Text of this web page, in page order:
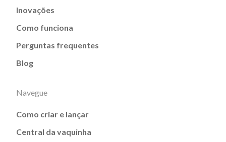
Inovações
Como funciona
Perguntas frequentes
Blog
Navegue
Como criar e lançar
Central da vaquinha